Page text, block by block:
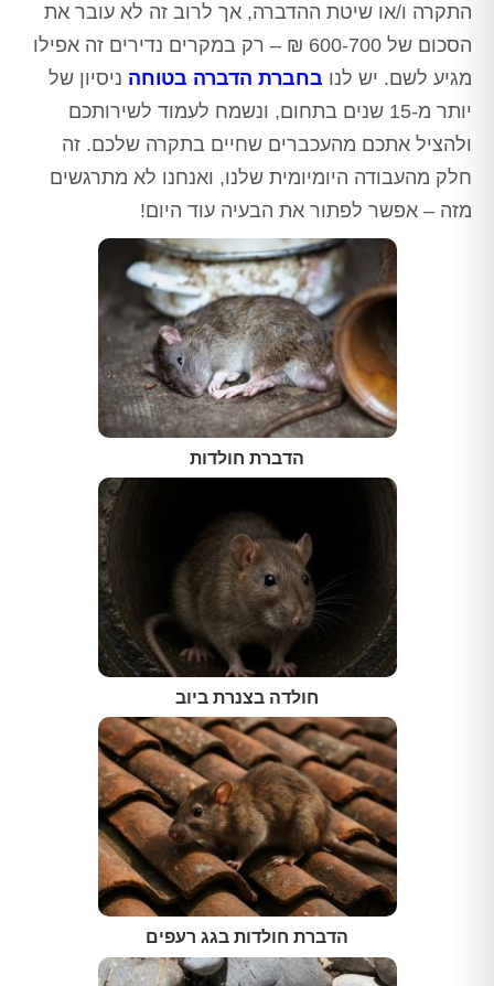
התקרה ו/או שיטת ההדברה, אך לרוב זה לא עובר את
הסכום של 600-700 ₪ – רק במקרים נדירים זה אפילו
מגיע לשם. יש לנו בחברת הדברה בטוחה ניסיון של
יותר מ-15 שנים בתחום, ונשמח לעמוד לשירותכם
ולהציל אתכם מהעכברים שחיים בתקרה שלכם. זה
חלק מהעבודה היומיומית שלנו, ואנחנו לא מתרגשים
מזה – אפשר לפתור את הבעיה עוד היום!
הדברת חולדות
חולדה בצנרת ביוב
הדברת חולדות בגג רעפים